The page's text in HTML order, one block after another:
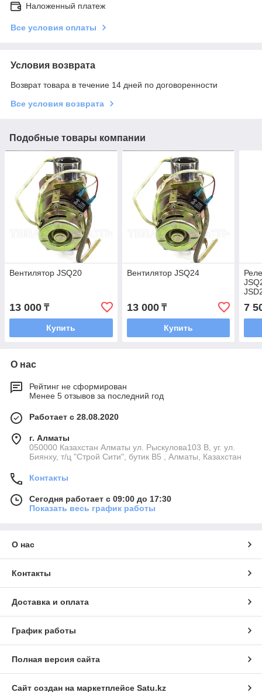
Наложенный платеж
Все условия оплаты
Условия возврата
Возврат товара в течение 14 дней по договоренности
Все условия возврата
Подобные товары компании
Вентилятор JSQ20
13 000 ₸
Купить
Вентилятор JSQ24
13 000₸
Купить
7
О нас
Рейтинг не сформирован
Менее 5 отзывов за последний год
Работает с 28.08.2020
г. Алматы
050000 Казахстан Алматы ул. Рыскулова103 В, уг. ул.
Биянху, т/ц "Строй Сити", бутик В5 , Алматы, Казахстан
Контакты
Сегодня работает с 09:00 до 17:30
Показать весь график работы
О нас
Контакты
Доставка и оплата
График работы
Полная версия сайта
Сайт создан на маркетплейсе Satu.kz